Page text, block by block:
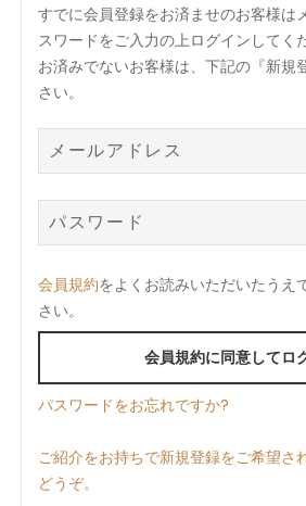
すでに会員登録をお済ませのお客様は
スワードをご入力の上ログインしてく
お済みでないお客様は、下記の『新規
さい。
会員規約をよくお読みいただいたうえ
さい。
会員規約に同意してロ
パスワードをお忘れですか?
ご紹介をお持ちで新規登録をご希望さ
どうぞ。